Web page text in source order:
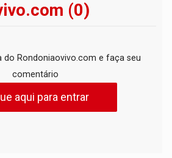
(0)
do Rondoniaovivo.com e faça seu
comentário
aqui para entrar